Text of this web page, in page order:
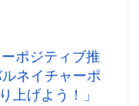
ポジティブ推
ネイチャーポ
上げよう！」